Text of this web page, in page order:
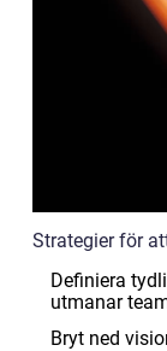
Strategier för
Definiera
utmanar
Bryt ned